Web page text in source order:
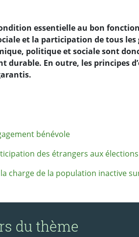
essentielle au bon
et la participation de tous
politique et sociale sont
durable. En outre, les principes
bénévole
des étrangers aux
charge de la population inactive
du thème